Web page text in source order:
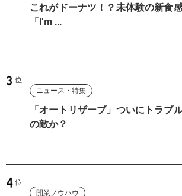
これがドーナツ！？未体験の新食
「I'm ...
ニュース・特集
「オートリザーブ」ついにトラ
の敵か？
開業ノウハウ